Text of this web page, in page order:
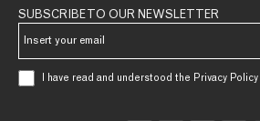
SUBSCRIBE TO OUR NEWSLETTER
I have read and understood the Privacy